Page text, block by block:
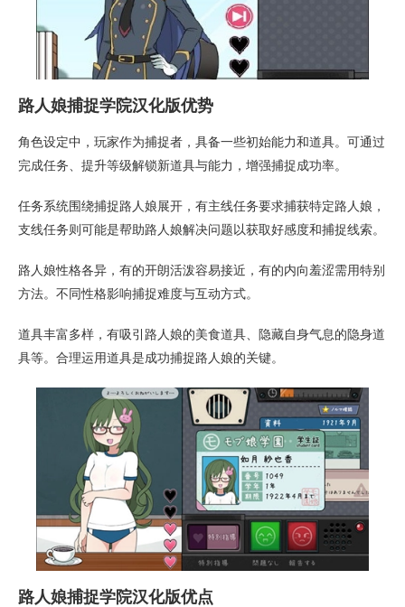
路人娘捕捉学院汉化版优势
角色设定中，玩家作为捕捉者，具备一些初始能力和道具。可通过
完成任务、提升等级解锁新道具与能力，增强捕捉成功率。
任务系统围绕捕捉路人娘展开，有主线任务要求捕获特定路人娘，
支线任务则可能是帮助路人娘解决问题以获取好感度和捕捉线索。
路人娘性格各异，有的开朗活泼容易接近，有的内向羞涩需用特别
方法。不同性格影响捕捉难度与互动方式。
道具丰富多样，有吸引路人娘的美食道具、隐藏自身气息的隐身道
具等。合理运用道具是成功捕捉路人娘的关键。
路人娘捕捉学院汉化版优点